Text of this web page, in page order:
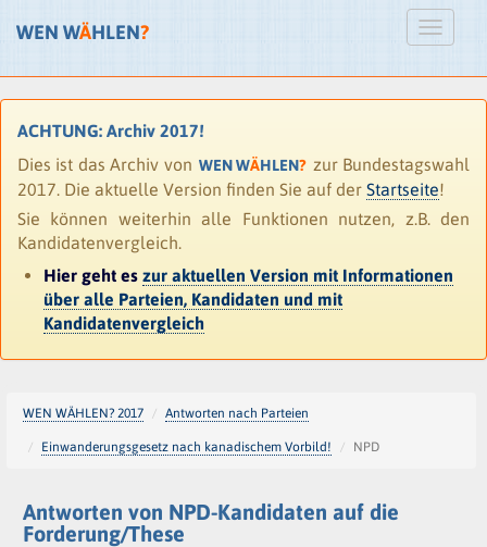
WEN WÄHLEN?
ACHTUNG: Archiv 2017!
Dies ist das Archiv von WEN WÄHLEN? zur Bundestagswahl
2017. Die aktuelle Version finden Sie auf der Startseite!
Sie können weiterhin alle Funktionen nutzen, z.B. den
Kandidatenvergleich.
Hier geht es zur aktuellen Version mit Informationen
über alle Parteien, Kandidaten und mit
Kandidatenvergleich
WEN WÄHLEN? 2017 Antworten nach Parteien
Einwanderungsgesetz nach kanadischem Vorbild! NPD
Antworten von NPD-Kandidaten auf die
Forderung/These